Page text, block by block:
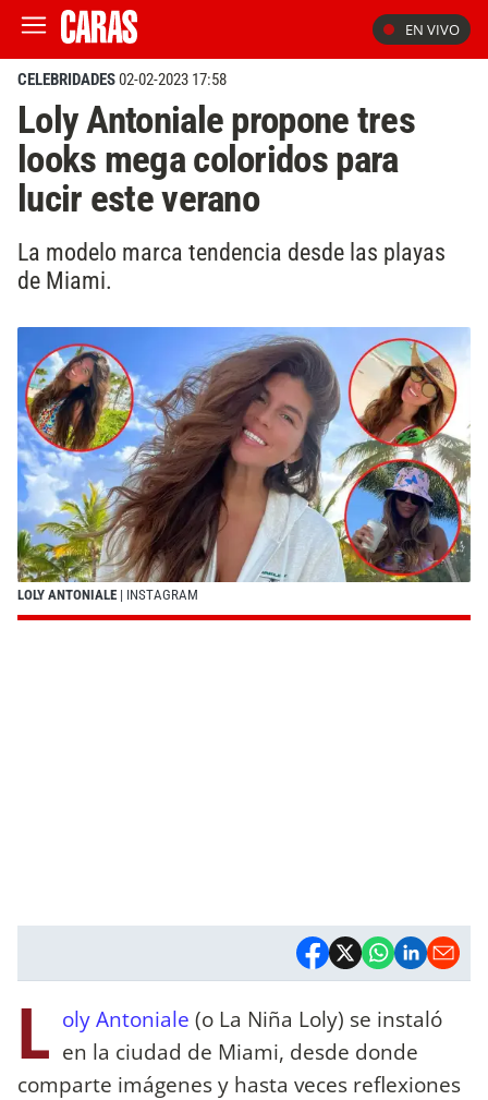
EN VIVO
CELEBRIDADES02-02-2023 17:58
Loly Antoniale propone tres
looks mega coloridos para
lucir este verano
La modelo marca tendencia desde las playas
de Miami.
LOLY ANTONIALE | INSTAGRAM
L oly Antoniale (o La Niña Loly) se instaló
en la ciudad de Miami, desde donde
comparte imágenes y hasta veces reflexiones